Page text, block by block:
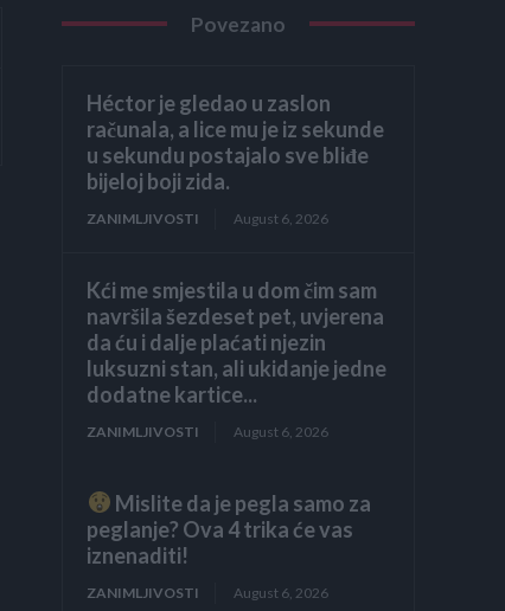
Povezano
Héctor je gledao u zaslon
računala, a lice mu je iz sekunde
u sekundu postajalo sve bliđe
bijeloj boji zida.
ZANIMLJIVOSTI August 6, 2026
Kći me smjestila u dom čim sam
navršila šezdeset pet, uvjerena
da ću i dalje plaćati njezin
luksuzni stan, ali ukidanje jedne
dodatne kartice...
ZANIMLJIVOSTI August 6, 2026
Mislite da je pegla samo za
peglanje? Ova 4 trika će vas
iznenaditi!
ZANIMLJIVOSTI August 6, 2026